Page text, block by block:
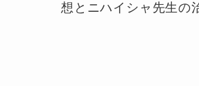
想とニハイシャ先生の